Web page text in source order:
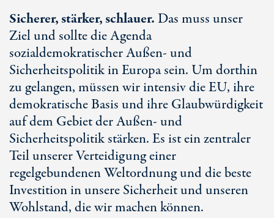
Sicherer, stärker, schlauer.Das muss unser
Ziel und sollte die Agenda
sozialdemokratischer Außen- und
Sicherheitspolitik in Europa sein. Um dorthin
zu gelangen, müssen wir intensiv die EU, ihre
demokratische Basis und ihre Glaubwürdigkeit
auf dem Gebiet der Außen- und
Sicherheitspolitik stärken. Es ist ein zentraler
Teil unserer Verteidigung einer
regelgebundenen Weltordnung und die beste
Investition in unsere Sicherheit und unseren
Wohlstand, die wir machen können.